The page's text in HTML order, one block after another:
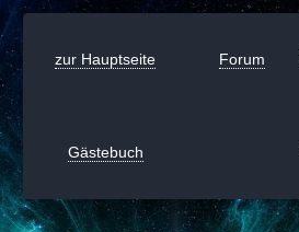
zur Hauptseite Forum
Gästebuch